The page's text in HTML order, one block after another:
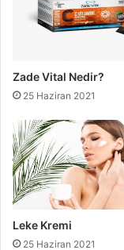
Zade Vital Nedir?
25 Haziran 2021
Leke Kremi
25 Haziran 2021